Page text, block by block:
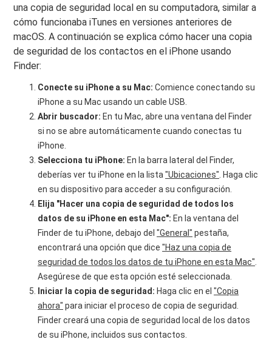
una copia de seguridad local en su computadora, similar a
cómo funcionaba iTunes en versiones anteriores de
macOS. A continuación se explica cómo hacer una copia
de seguridad de los contactos en el iPhone usando
Finder:
Conecte su iPhone a su Mac: Comience conectando su
iPhone a su Mac usando un cable USB.
Abrir buscador: En tu Mac, abre una ventana del Finder
si no se abre automáticamente cuando conectas tu
iPhone.
Selecciona tu iPhone: En la barra lateral del Finder,
deberías ver tu iPhone en la lista"Ubicaciones" . Haga clic
en su dispositivo para acceder a su configuración.
Elija "Hacer una copia de seguridad de todos los
datos de su iPhone en esta Mac": En la ventana del
Finder de tu iPhone, debajo del"General" pestaña,
encontrará una opción que dice"Haz una copia de
seguridad de todos los datos de tu iPhone en esta Mac"
Asegúrese de que esta opción esté seleccionada.
Iniciar la copia de seguridad: Haga clic en el"Copia
ahora" para iniciar el proceso de copia de seguridad.
Finder creará una copia de seguridad local de los datos
de su iPhone, incluidos sus contactos.